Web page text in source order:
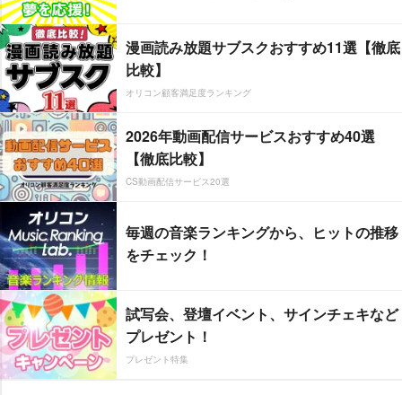
漫画読み放題サブスクおすすめ11選【徹底
比較】
オリコン顧客満足度ランキング
2026年動画配信サービスおすすめ40選
【徹底比較】
CS動画配信サービス20選
毎週の音楽ランキングから、ヒットの推移
をチェック！
試写会、登壇イベント、サインチェキなど
プレゼント！
プレゼント特集